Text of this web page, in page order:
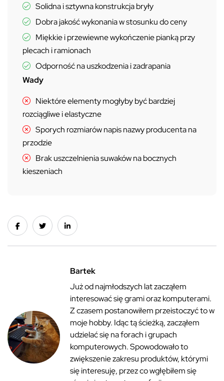
Solidna i sztywna konstrukcja bryły
Dobra jakość wykonania w stosunku do ceny
Miękkie i przewiewne wykończenie pianką przy
plecach i ramionach
Odporność na uszkodzenia i zadrapania
Wady
Niektóre elementy mogłyby być bardziej
rozciągliwe i elastyczne
Sporych rozmiarów napis nazwy producenta na
przodzie
Brak uszczelnienia suwaków na bocznych
kieszeniach
Bartek
Już od najmłodszych lat zacząłem
interesować się grami oraz komputerami.
Z czasem postanowiłem przeistoczyć to w
moje hobby. Idąc tą ścieżką, zacząłem
udzielać się na forach i grupach
komputerowych. Spowodowało to
zwiększenie zakresu produktów, którymi
się interesuję, przez co wgłębiłem się